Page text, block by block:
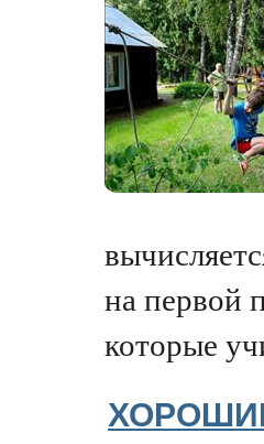
на первой
которые